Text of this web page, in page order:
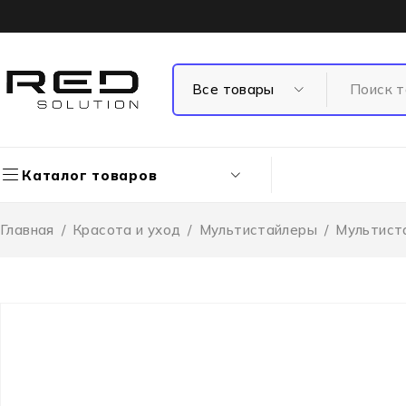
Каталог товаров
Главная / Красота и уход / Мультистайлеры /